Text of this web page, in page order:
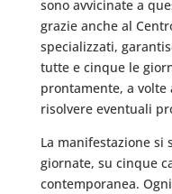
sono avvicinate a
grazie anche al
specializzati,
tutte e cinque le
prontamente, a volte
risolvere eventuali
La manifestazione si
giornate, su cinque
contemporanea.